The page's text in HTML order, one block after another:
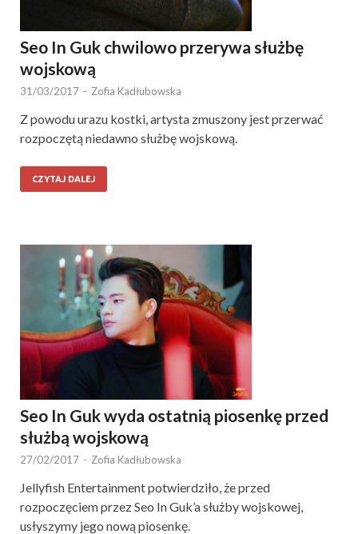
Seo In Guk chwilowo przerywa służbę
wojskową
31/03/2017 - Zofia Kadłubowska
Z powodu urazu kostki, artysta zmuszony jest przerwać
rozpoczętą niedawno służbę wojskową.
CZYTAJ DALEJ
Seo In Guk wyda ostatnią piosenkę przed
służbą wojskową
27/02/2017 - Zofia Kadłubowska
Jellyfish Entertainment potwierdziło, że przed
rozpoczęciem przez Seo In Guk’a służby wojskowej,
usłyszymy jego nową piosenkę.